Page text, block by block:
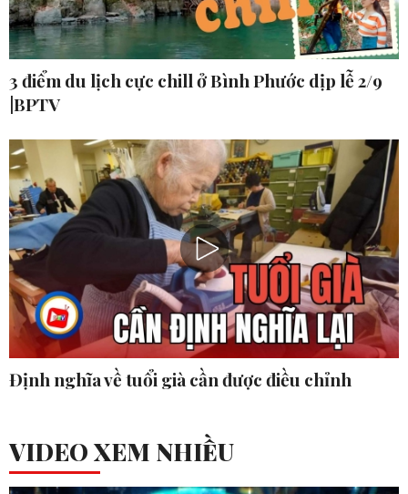
3 điểm du lịch cực chill ở Bình Phước dịp lễ 2/9
|BPTV
Định nghĩa về tuổi già cần được điều chỉnh
VIDEO XEM NHIỀU